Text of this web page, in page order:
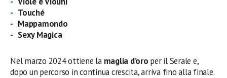
Touché
Mappamondo
Sexy Magica
Nel marzo 2024 ottiene la maglia d’oro per il Serale e,
dopo un percorso in continua crescita, arriva fino alla finale.